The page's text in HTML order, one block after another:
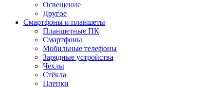
Освещение
Другое
Смартфоны и планшеты
Планшетные ПК
Смартфоны
Мобильные телефоны
Зарядные устройства
Чехлы
Стёкла
Пленки